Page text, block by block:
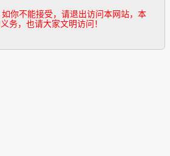
你不能接受，请退出访问本网站，本
务，也请大家文明访问！